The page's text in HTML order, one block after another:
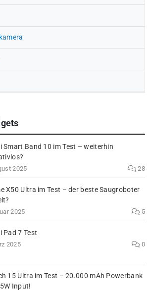
Smart Band 10 im Test – weiterhin
2025 28
X50 Ultra im Test – der beste Saugroboter
2025 5
Pad 7 Test
2025 0
15 Ultra im Test – 20.000 mAh Powerbank
Input!